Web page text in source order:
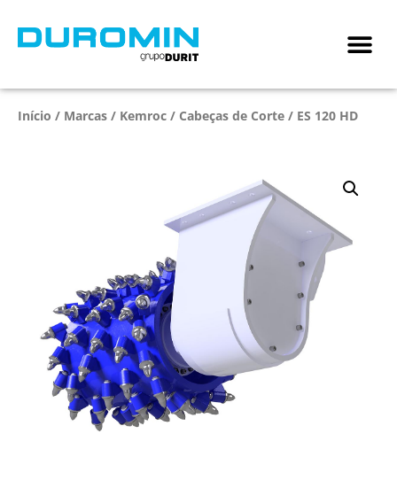
Início / Marcas / Kemroc / Cabeças de Corte / ES 120 HD